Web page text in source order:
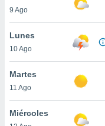
más
nuestra
y
9 Ago
Lunes
10 Ago
Martes
11 Ago
Miércoles